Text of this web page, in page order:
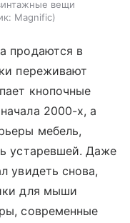
вещи
Magnific
продаются в
переживают
кнопочные
2000-х, а
мебель,
устаревшей. Даже
увидеть снова,
для мыши
современные